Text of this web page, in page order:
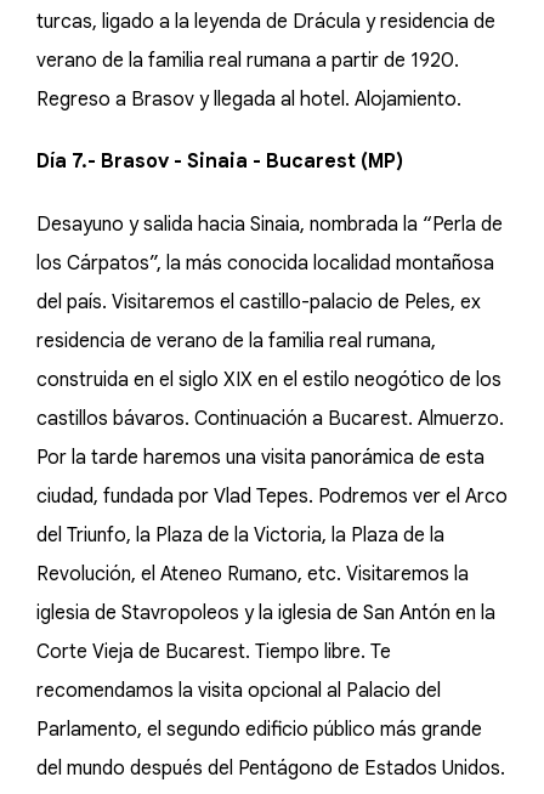
turcas, ligado a la leyenda de Drácula y residencia de
verano de la familia real rumana a partir de 1920.
Regreso a Brasov y llegada al hotel. Alojamiento.
Día 7.- Brasov - Sinaia - Bucarest (MP)
Desayuno y salida hacia Sinaia, nombrada la “Perla de
los Cárpatos”, la más conocida localidad montañosa
del país. Visitaremos el castillo-palacio de Peles, ex
residencia de verano de la familia real rumana,
construida en el siglo XIX en el estilo neogótico de los
castillos bávaros. Continuación a Bucarest. Almuerzo.
Por la tarde haremos una visita panorámica de esta
ciudad, fundada por Vlad Tepes. Podremos ver el Arco
del Triunfo, la Plaza de la Victoria, la Plaza de la
Revolución, el Ateneo Rumano, etc. Visitaremos la
iglesia de Stavropoleos y la iglesia de San Antón en la
Corte Vieja de Bucarest. Tiempo libre. Te
recomendamos la visita opcional al Palacio del
Parlamento, el segundo edificio público más grande
del mundo después del Pentágono de Estados Unidos.